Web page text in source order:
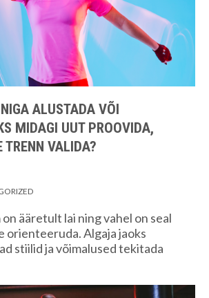
ALUSTADA VÕI
MIDAGI UUT PROOVIDA,
VALIDA?
ääretult lai ning vahel on seal
orienteeruda. Algaja jaoks
stiilid ja võimalused tekitada